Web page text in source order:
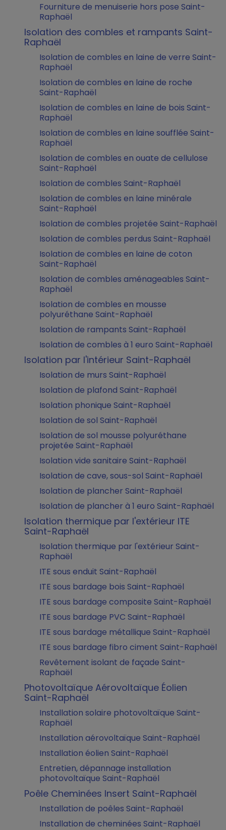
Fourniture de menuiserie hors pose Saint-
Raphaël
Isolation des combles et rampants Saint-
Raphaël
Isolation de combles en laine de verre Saint-
Raphaël
Isolation de combles en laine de roche
Saint-Raphaël
Isolation de combles en laine de bois Saint-
Raphaël
Isolation de combles en laine soufflée Saint-
Raphaël
Isolation de combles en ouate de cellulose
Saint-Raphaël
Isolation de combles Saint-Raphaël
Isolation de combles en laine minérale
Saint-Raphaël
Isolation de combles projetée Saint-Raphaël
Isolation de combles perdus Saint-Raphaël
Isolation de combles en laine de coton
Saint-Raphaël
Isolation de combles aménageables Saint-
Raphaël
Isolation de combles en mousse
polyuréthane Saint-Raphaël
Isolation de rampants Saint-Raphaël
Isolation de combles à 1 euro Saint-Raphaël
Isolation par l'intérieur Saint-Raphaël
Isolation de murs Saint-Raphaël
Isolation de plafond Saint-Raphaël
Isolation phonique Saint-Raphaël
Isolation de sol Saint-Raphaël
Isolation de sol mousse polyuréthane
projetée Saint-Raphaël
Isolation vide sanitaire Saint-Raphaël
Isolation de cave, sous-sol Saint-Raphaël
Isolation de plancher Saint-Raphaël
Isolation de plancher à 1 euro Saint-Raphaël
Isolation thermique par l'extérieur ITE
Saint-Raphaël
Isolation thermique par l'extérieur Saint-
Raphaël
ITE sous enduit Saint-Raphaël
ITE sous bardage bois Saint-Raphaël
ITE sous bardage composite Saint-Raphaël
ITE sous bardage PVC Saint-Raphaël
ITE sous bardage métallique Saint-Raphaël
ITE sous bardage fibro ciment Saint-Raphaël
Revêtement isolant de façade Saint-
Raphaël
Photovoltaïque Aérovoltaïque Éolien
Saint-Raphaël
Installation solaire photovoltaïque Saint-
Raphaël
Installation aérovoltaïque Saint-Raphaël
Installation éolien Saint-Raphaël
Entretien, dépannage installation
photovoltaïque Saint-Raphaël
Poêle Cheminées Insert Saint-Raphaël
Installation de poêles Saint-Raphaël
Installation de cheminées Saint-Raphaël